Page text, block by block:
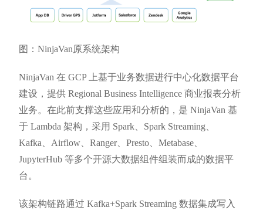
图：NinjaVan原系统架构
NinjaVan 在 GCP 上基于业务数据进行中心化数据平台
建设，提供 Regional Business Intelligence 商业报表分析
业务。在此前支撑这些应用和分析的，是 NinjaVan 基
于 Lambda 架构，采用 Spark、Spark Streaming、
Kafka、Airflow、Ranger、Presto、Metabase、
JupyterHub 等多个开源大数据组件组装而成的数据平
台。
该架构链路通过 Kafka+Spark Streaming 数据集成写入